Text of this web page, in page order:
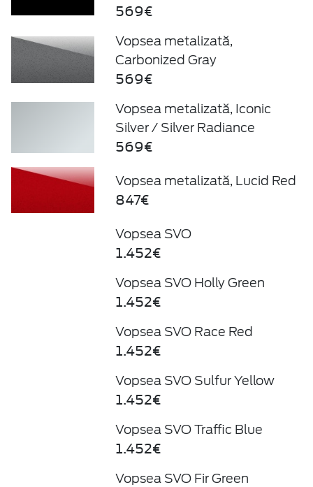
569€
Vopsea metalizată,
Carbonized Gray
569€
Vopsea metalizată, Iconic
Silver / Silver Radiance
569€
Vopsea metalizată, Lucid Red
847€
Vopsea SVO
1.452€
Vopsea SVO Holly Green
1.452€
Vopsea SVO Race Red
1.452€
Vopsea SVO Sulfur Yellow
1.452€
Vopsea SVO Traffic Blue
1.452€
Vopsea SVO Fir Green